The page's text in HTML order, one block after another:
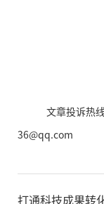
文章投诉热
36@qq.com
打通科技成果